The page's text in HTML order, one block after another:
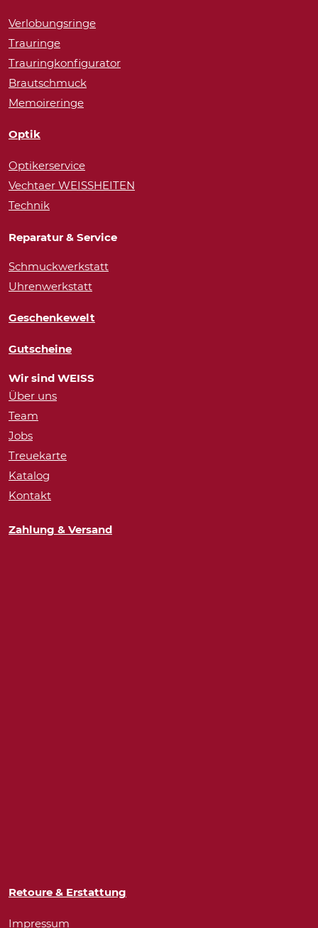
Verlobungsringe
Trauringe
Trauringkonfigurator
Brautschmuck
Memoireringe
Optik
Optikerservice
Vechtaer WEISSHEITEN
Technik
Reparatur & Service
Schmuckwerkstatt
Uhrenwerkstatt
Geschenkewelt
Gutscheine
Wir sind WEISS
Über uns
Team
Jobs
Treuekarte
Katalog
Kontakt
Zahlung & Versand
Retoure & Erstattung
Impressum